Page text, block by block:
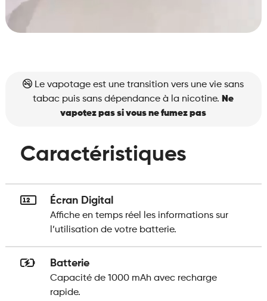
Le vapotage est une transition vers une vie sans
tabac puis sans dépendance à la nicotine. Ne
vapotez pas si vous ne fumez pas
Caractéristiques
Écran Digital
Affiche en temps réel les informations sur
l’utilisation de votre batterie.
Batterie
Capacité de 1000 mAh avec recharge
rapide.